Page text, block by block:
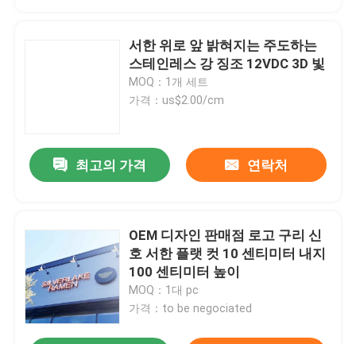
제품
우리에 대하여
서한 위로 앞 밝혀지는 주도하는
스테인레스 강 징조 12VDC 3D 빛
MOQ：1개 세트
가격：us$2.00/cm
최고의 가격 연락처
OEM 디자인 판매점 로고 구리 신
호 서한 플랫 컷 10 센티미터 내지
100 센티미터 높이
MOQ：1대 pc
가격：to be negociated